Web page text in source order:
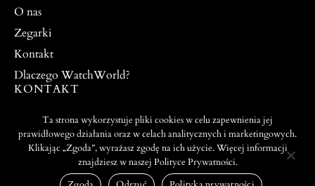
O nas
Zegarki
Kontakt
Dlaczego WatchWorld?
KONTAKT
504 917 976
PROJEKT I WYKONANIE:
WEBTO.PL
© 2026 ALL RIGHTS
RESERVED
Ta strona wykorzystuje pliki cookies w celu zapewnienia jej
prawidłowego działania oraz w celach analitycznych i marketingowych.
Klikając „Zgoda”, wyrażasz zgodę na ich użycie. Więcej informacji
znajdziesz w naszej Polityce Prywatności.